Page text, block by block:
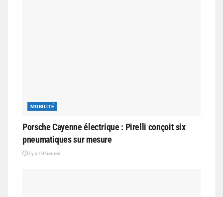
MOBILITÉ
Porsche Cayenne électrique : Pirelli conçoit six
pneumatiques sur mesure
il y a 10 heures